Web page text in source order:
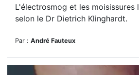
L'électrosmog et les moisissures
selon le Dr Dietrich Klinghardt.
Par : André Fauteux